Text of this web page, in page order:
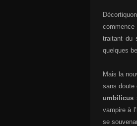
traitant du
quelques
Mais la
sans doute
umbilicus
vampire à
se